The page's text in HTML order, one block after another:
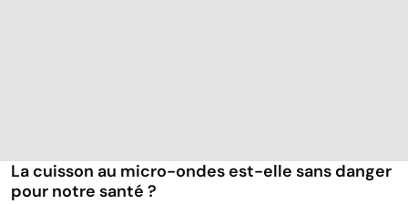
La cuisson au micro-ondes est-elle sans danger
pour notre santé ?